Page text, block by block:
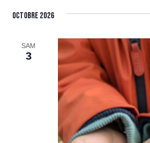
octobre 2026
SAM
3